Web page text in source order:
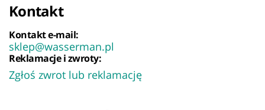
Kontakt
Kontakt e-mail:
sklep@wasserman.pl
Reklamacje i zwroty:
Zgłoś zwrot lub reklamację